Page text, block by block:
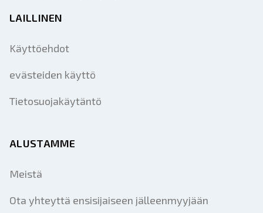
LAILLINEN
Käyttöehdot
evästeiden käyttö
Tietosuojakäytäntö
ALUSTAMME
Meistä
Ota yhteyttä ensisijaiseen jälleenmyyjään